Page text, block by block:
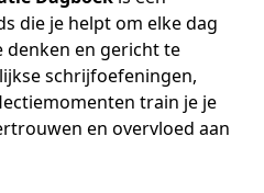
die je helpt om elke dag
denken en gericht te
schrijfoefeningen,
train je je
en overvloed aan